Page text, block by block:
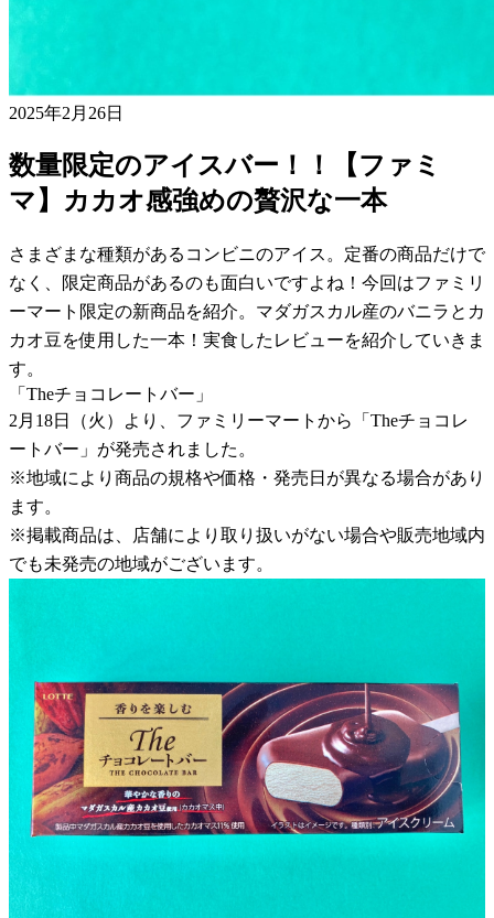
2025年2月26日
数量限定のアイスバー！！【ファミ
マ】カカオ感強めの贅沢な一本
さまざまな種類があるコンビニのアイス。定番の商品だけで
なく、限定商品があるのも面白いですよね！今回はファミリ
ーマート限定の新商品を紹介。マダガスカル産のバニラとカ
カオ豆を使用した一本！実食したレビューを紹介していきま
す。
「Theチョコレートバー」
2月18日（火）より、ファミリーマートから「Theチョコレ
ートバー」が発売されました。
※地域により商品の規格や価格・発売日が異なる場合があり
ます。
※掲載商品は、店舗により取り扱いがない場合や販売地域内
でも未発売の地域がございます。